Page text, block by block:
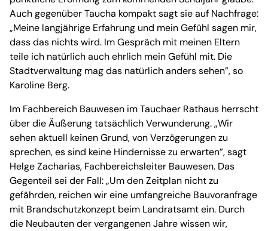
Auch gegenüber Taucha kompakt sagt sie auf Nachfrage:
„Meine langjährige Erfahrung und mein Gefühl sagen mir,
dass das nichts wird. Im Gespräch mit meinen Eltern
teile ich natürlich auch ehrlich mein Gefühl mit. Die
Stadtverwaltung mag das natürlich anders sehen”, so
Karoline Berg.
Im Fachbereich Bauwesen im Tauchaer Rathaus herrscht
über die Äußerung tatsächlich Verwunderung. „Wir
sehen aktuell keinen Grund, von Verzögerungen zu
sprechen, es sind keine Hindernisse zu erwarten”, sagt
Helge Zacharias, Fachbereichsleiter Bauwesen. Das
Gegenteil sei der Fall: „Um den Zeitplan nicht zu
gefährden, reichen wir eine umfangreiche Bauvoranfrage
mit Brandschutzkonzept beim Landratsamt ein. Durch
die Neubauten der vergangenen Jahre wissen wir,